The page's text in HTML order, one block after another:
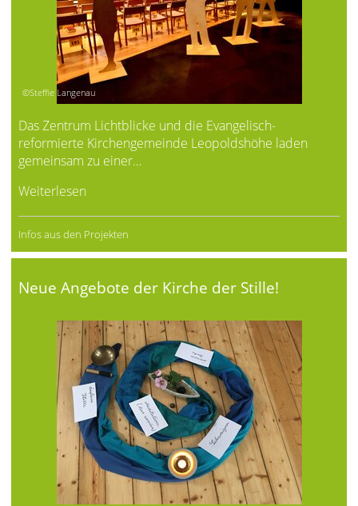
©Steffie Langenau
Das Zentrum Lichtblicke und die Evangelisch-
reformierte Kirchengemeinde Leopoldshöhe laden
gemeinsam zu einer…
Weiterlesen
Infos aus den Projekten
Neue Angebote der Kirche der Stille!